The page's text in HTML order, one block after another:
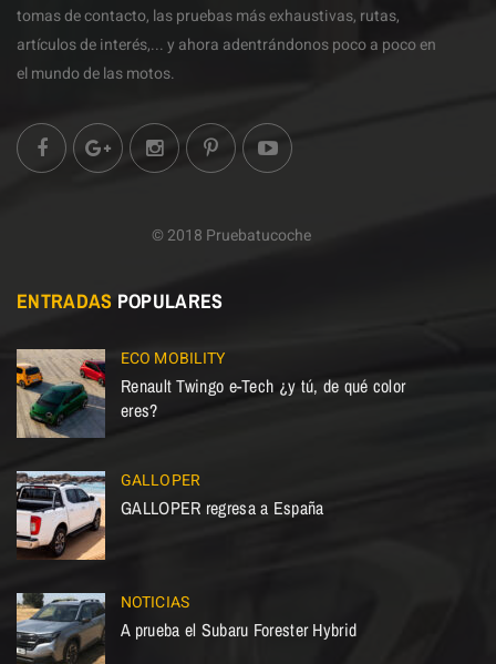
tomas de contacto, las pruebas más exhaustivas, rutas,
artículos de interés,... y ahora adentrándonos poco a poco en
el mundo de las motos.
© 2018 Pruebatucoche
ENTRADAS POPULARES
ECO MOBILITY
Renault Twingo e-Tech ¿y tú, de qué color
eres?
GALLOPER
GALLOPER regresa a España
NOTICIAS
A prueba el Subaru Forester Hybrid